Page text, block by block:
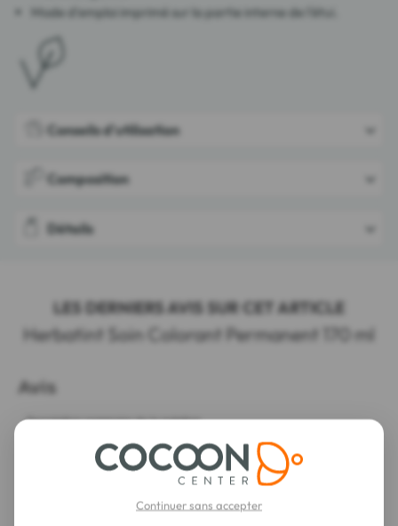
Mode d'emploi imprimé sur la partie interne de l'étui.
Conseils d'utilisation
Composition
Détails
LES DERNIERS AVIS SUR CET ARTICLE
Herbatint Soin Colorant Permanent 170 ml
Continuer sans accepter